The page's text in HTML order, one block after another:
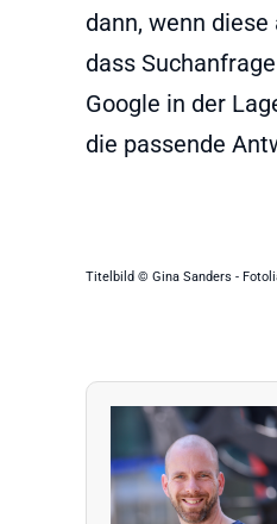
dann, wenn
dass
Google in der
die passende
Titelbild © Gina Sanders -